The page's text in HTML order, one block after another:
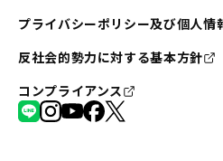
プライバシーポリシー及び個人情
反社会的勢力に対する基本方針
コンプライアンス